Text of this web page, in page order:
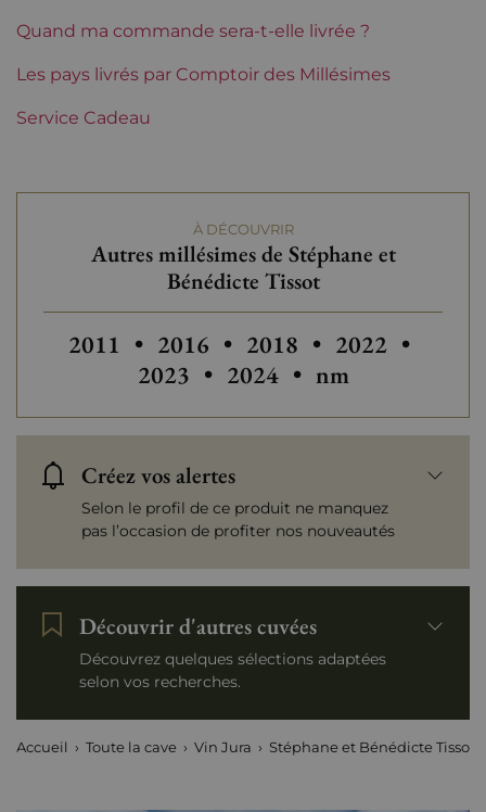
Etiquette Parfaite
Région
Plus de 150 €
Quand ma commande sera-t-elle livrée ?
Les pays livrés par Comptoir des Millésimes
Service Cadeau
À DÉCOUVRIR
Autres millésimes de Stéphane et
Bénédicte Tissot
2011 • Autres millésimes de Stéphane
2016 • 2018 • 2022 •
2023 • 2024 • nm
Créez vos alertes
Selon le profil de ce produit ne manquez
pas l’occasion de profiter nos nouveautés
Découvrir d'autres cuvées
Découvrez quelques sélections adaptées
selon vos recherches.
Accueil Toute la cave Vin Jura Stéphane et Bénédicte Tissot